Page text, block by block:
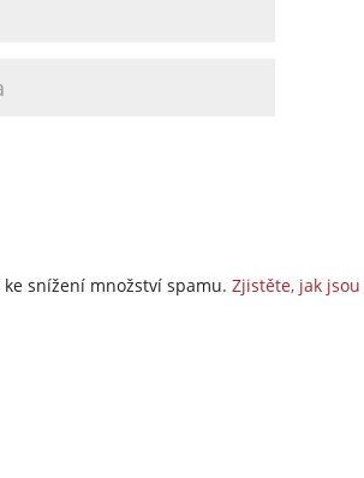
ke snížení množství spamu.Zjistěte, jak